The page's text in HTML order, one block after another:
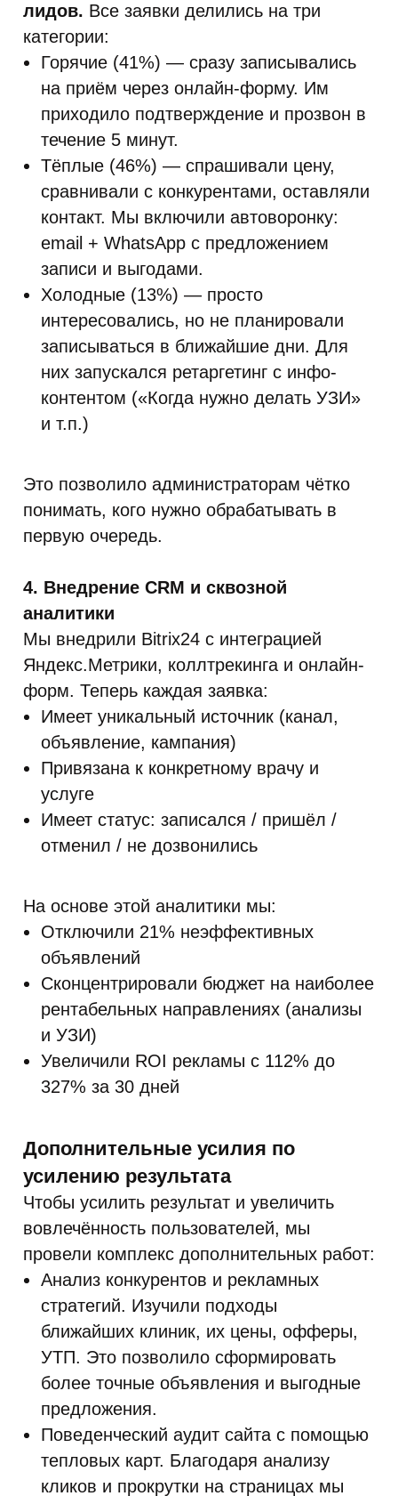
лидов. Все заявки делились на три
категории:
Горячие (41%) — сразу записывались
на приём через онлайн-форму. Им
приходило подтверждение и прозвон в
течение 5 минут.
Тёплые (46%) — спрашивали цену,
сравнивали с конкурентами, оставляли
контакт. Мы включили автоворонку:
email + WhatsApp с предложением
записи и выгодами.
Холодные (13%) — просто
интересовались, но не планировали
записываться в ближайшие дни. Для
них запускался ретаргетинг с инфо-
контентом («Когда нужно делать УЗИ»
и т.п.)
Это позволило администраторам чётко
понимать, кого нужно обрабатывать в
первую очередь.
4. Внедрение CRM и сквозной
аналитики
Мы внедрили Bitrix24 с интеграцией
Яндекс.Метрики, коллтрекинга и онлайн-
форм. Теперь каждая заявка:
Имеет уникальный источник (канал,
объявление, кампания)
Привязана к конкретному врачу и
услуге
Имеет статус: записался / пришёл /
отменил / не дозвонились
На основе этой аналитики мы:
Отключили 21% неэффективных
объявлений
Сконцентрировали бюджет на наиболее
рентабельных направлениях (анализы
и УЗИ)
Увеличили ROI рекламы с 112% до
327% за 30 дней
Дополнительные усилия по
усилению результата
Чтобы усилить результат и увеличить
вовлечённость пользователей, мы
провели комплекс дополнительных работ:
Анализ конкурентов и рекламных
стратегий. Изучили подходы
ближайших клиник, их цены, офферы,
УТП. Это позволило сформировать
более точные объявления и выгодные
предложения.
Поведенческий аудит сайта с помощью
тепловых карт. Благодаря анализу
кликов и прокрутки на страницах мы